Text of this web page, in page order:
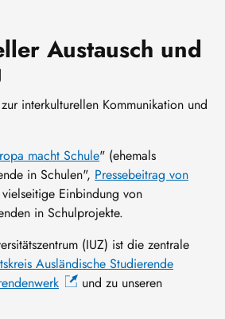
Austausch und
interkulturellen Kommunikation und
macht Schule" (ehemals
in Schulen", Pressebeitrag von
Einbindung von
in Schulprojekte.
(IUZ) ist die zentrale
Ausländische Studierende
und zu unseren